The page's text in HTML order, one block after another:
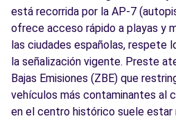
está recorrida por la AP-7
ofrece acceso rápido a playas y
las ciudades españolas, respete
la señalización vigente. Preste
Bajas Emisiones (ZBE) que
vehículos más contaminantes al
en el centro histórico suele estar